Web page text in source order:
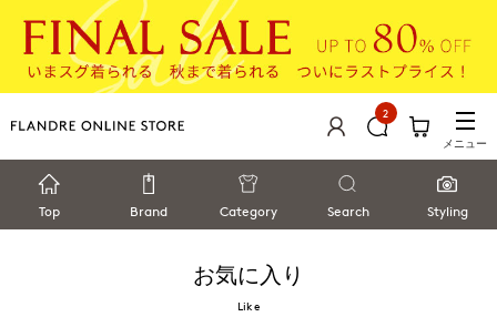
2
メニュー
Top Brand Category Search Styling
お気に入り
Like